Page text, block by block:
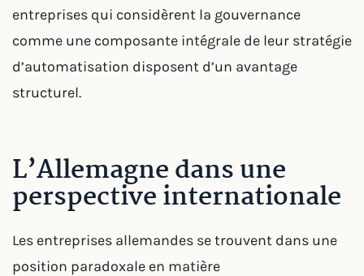
entreprises qui considèrent la gouvernance
comme une composante intégrale de leur stratégie
d’automatisation disposent d’un avantage
structurel.
L’Allemagne dans une
perspective internationale
Les entreprises allemandes se trouvent dans une
position paradoxale en matière